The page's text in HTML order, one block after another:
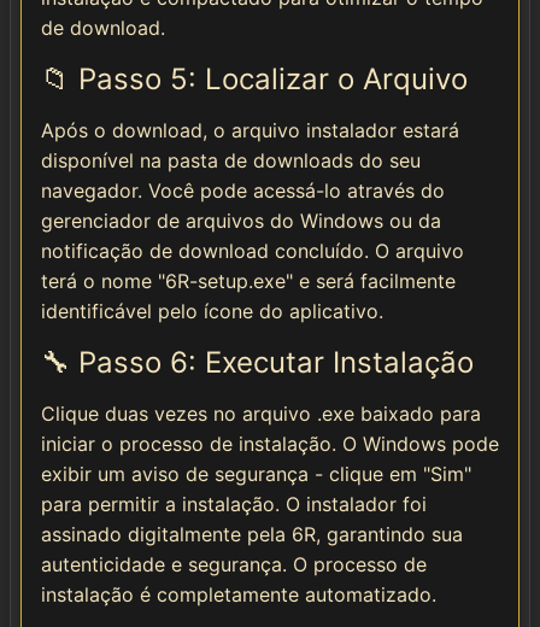
de download.
📁 Passo 5: Localizar o Arquivo
Após o download, o arquivo instalador estará
disponível na pasta de downloads do seu
navegador. Você pode acessá-lo através do
gerenciador de arquivos do Windows ou da
notificação de download concluído. O arquivo
terá o nome "6R-setup.exe" e será facilmente
identificável pelo ícone do aplicativo.
🔧 Passo 6: Executar Instalação
Clique duas vezes no arquivo .exe baixado para
iniciar o processo de instalação. O Windows pode
exibir um aviso de segurança - clique em "Sim"
para permitir a instalação. O instalador foi
assinado digitalmente pela 6R, garantindo sua
autenticidade e segurança. O processo de
instalação é completamente automatizado.